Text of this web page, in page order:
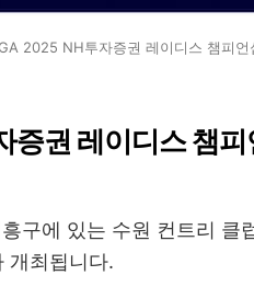
2025 NH투자증권 레이디스 챔피언
권 레이디스 챔피
구에 있는 수원 컨트리 클
개최됩니다.